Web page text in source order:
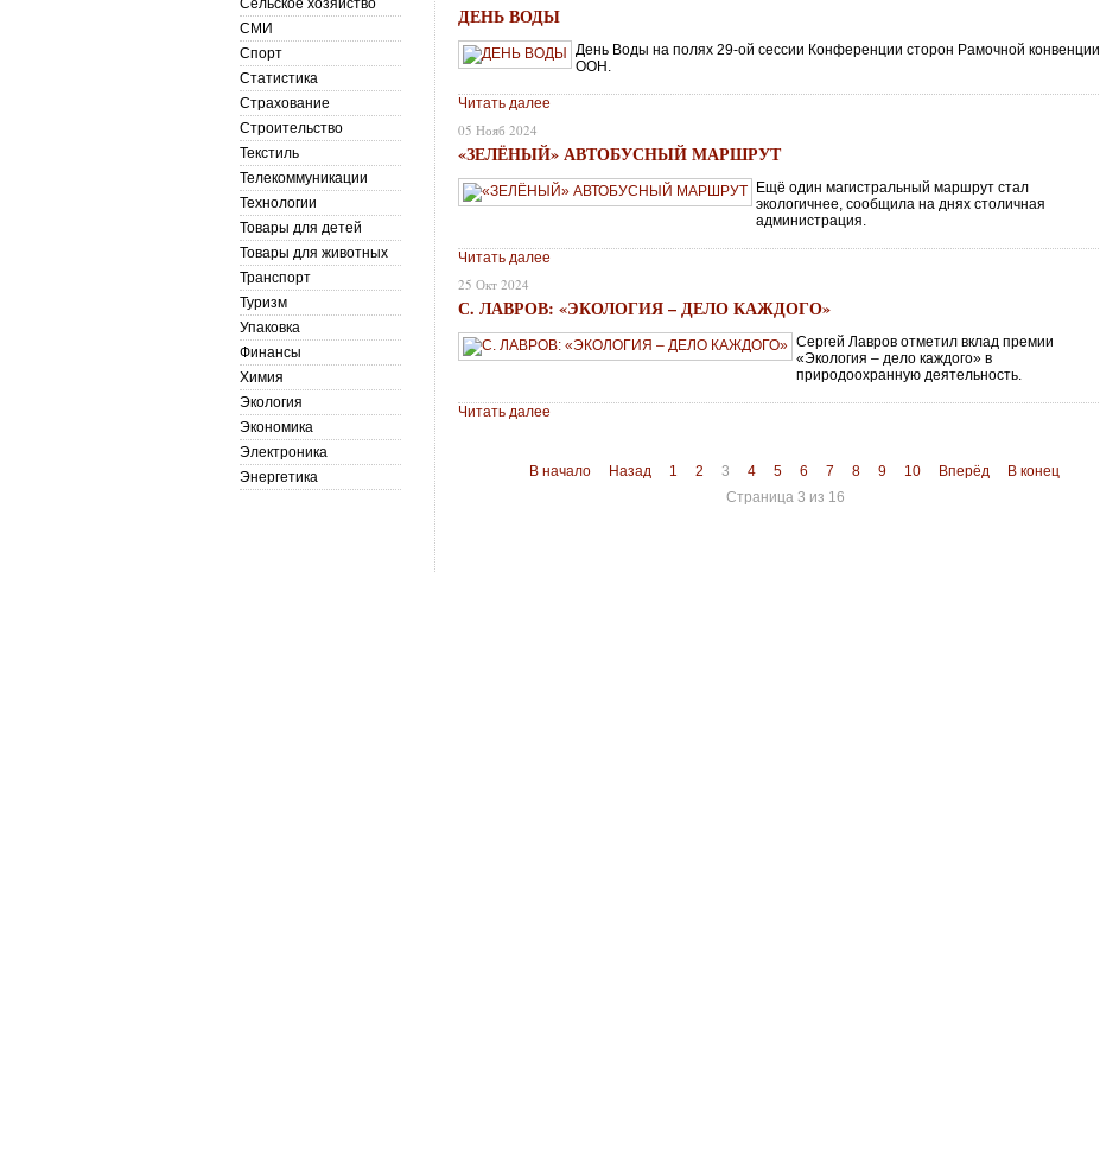
ДЕНЬ ВОДЫ
День Воды на полях 29-ой сессии Конференции сторон Рамочной конвенции
ООН.
Читать далее
05 Нояб 2024
«ЗЕЛЁНЫЙ» АВТОБУСНЫЙ МАРШРУТ
Ещё один магистральный маршрут стал
экологичнее, сообщила на днях столичная
администрация.
Читать далее
25 Окт 2024
С. ЛАВРОВ: «ЭКОЛОГИЯ – ДЕЛО КАЖДОГО»
Сергей Лавров отметил вклад премии
«Экология – дело каждого» в
природоохранную деятельность.
Читать далее
В начало Назад 1 2 3 4 5 6 7 8 9 10 Вперёд
В конец
Страница 3 из 16
Сельское хозяйство
СМИ
Спорт
Статистика
Страхование
Строительство
Текстиль
Телекоммуникации
Технологии
Товары для детей
Товары для животных
Транспорт
Туризм
Упаковка
Финансы
Химия
Экология
Экономика
Электроника
Энергетика